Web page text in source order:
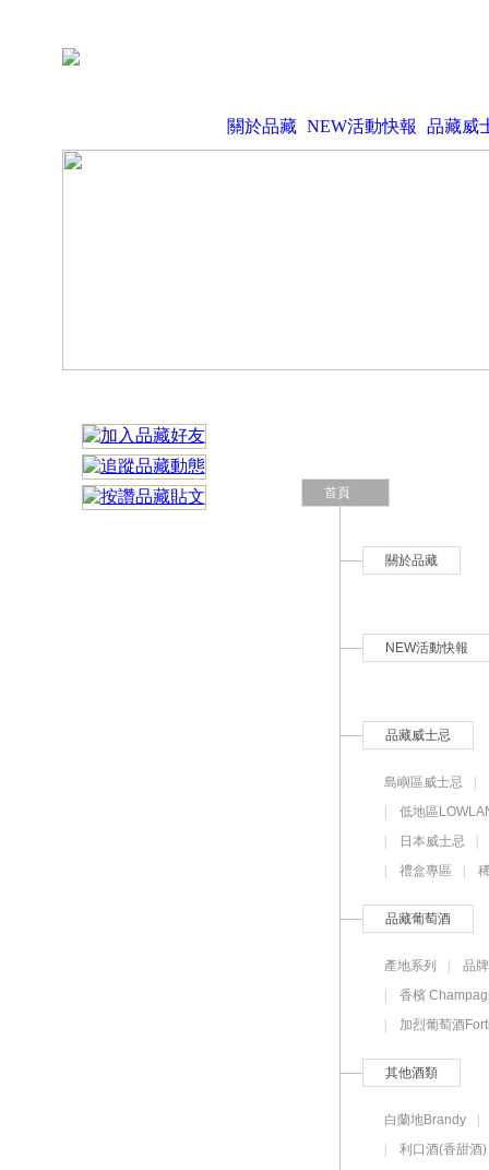
關於品藏 NEW活動快報 品藏威
首頁
關於品藏
NEW活動快報
品藏威士忌
島嶼區威士忌
低地區
日本威士忌
禮盒專區
品藏葡萄酒
產地系列
品
香檳
加烈葡萄酒
其他酒類
白蘭地Brandy
利口酒(香甜酒